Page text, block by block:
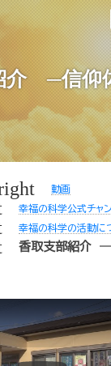
介 ─信仰
動画
幸福の科学公式チャ
幸福の科学の活動に
香取支部紹介